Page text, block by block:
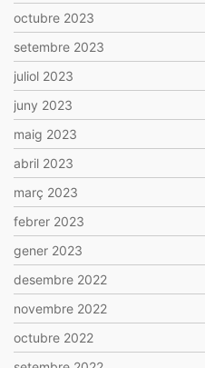
octubre 2023
setembre 2023
juliol 2023
juny 2023
maig 2023
abril 2023
març 2023
febrer 2023
gener 2023
desembre 2022
novembre 2022
octubre 2022